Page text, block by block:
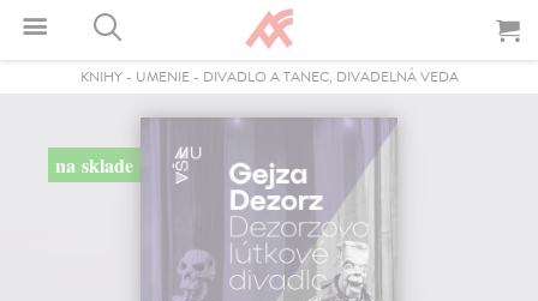
KNIHY- UMENIE- DIVADLO A TANEC, DIVADELNÁ VEDA
na sklade